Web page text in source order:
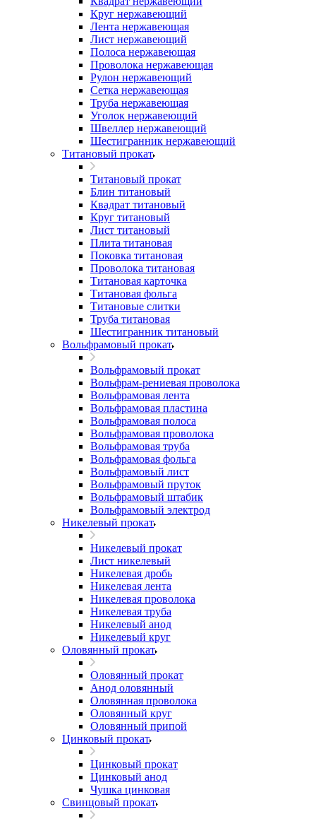
Круг нержавеющий
Лента нержавеющая
Лист нержавеющий
Полоса нержавеющая
Проволока нержавеющая
Рулон нержавеющий
Сетка нержавеющая
Труба нержавеющая
Уголок нержавеющий
Швеллер нержавеющий
Шестигранник нержавеющий
Титановый прокат
Титановый прокат
Блин титановый
Квадрат титановый
Круг титановый
Лист титановый
Плита титановая
Поковка титановая
Проволока титановая
Титановая карточка
Титановая фольга
Титановые слитки
Труба титановая
Шестигранник титановый
Вольфрамовый прокат
Вольфрамовый прокат
Вольфрам-рениевая проволока
Вольфрамовая лента
Вольфрамовая пластина
Вольфрамовая полоса
Вольфрамовая проволока
Вольфрамовая труба
Вольфрамовая фольга
Вольфрамовый лист
Вольфрамовый пруток
Вольфрамовый штабик
Вольфрамовый электрод
Никелевый прокат
Никелевый прокат
Лист никелевый
Никелевая дробь
Никелевая лента
Никелевая проволока
Никелевая труба
Никелевый анод
Никелевый круг
Оловянный прокат
Оловянный прокат
Анод оловянный
Оловянная проволока
Оловянный круг
Оловянный припой
Цинковый прокат
Цинковый прокат
Цинковый анод
Чушка цинковая
Свинцовый прокат